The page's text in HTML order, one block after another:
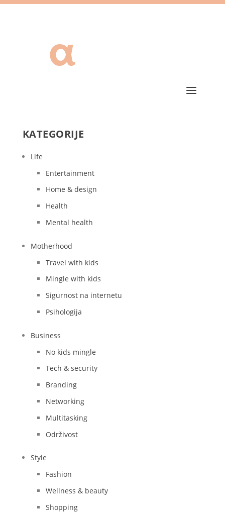
KATEGORIJE
Life
Entertainment
Home & design
Health
Mental health
Motherhood
Travel with kids
Mingle with kids
Sigurnost na internetu
Psihologija
Business
No kids mingle
Tech & security
Branding
Networking
Multitasking
Održivost
Style
Fashion
Wellness & beauty
Shopping